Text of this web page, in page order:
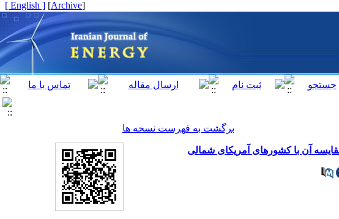
[
Archive
]
[ English ]
برگشت به فهرست نسخه ها
آن با کشورهای آمریکای شمالی